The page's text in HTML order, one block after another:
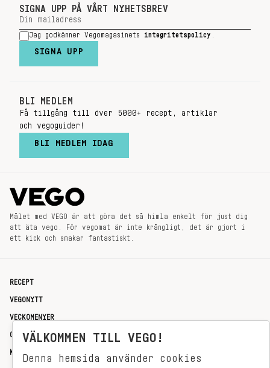
SIGNA UPP PÅ VÅRT NYHETSBREV
Jag godkänner Vegomagasinets integritetspolicy
SIGNA UPP
BLI MEDLEM
Få tillgång till över 5000+ recept, artiklar
och vegoguider!
BLI MEDLEM IDAG
Målet med VEGO är att göra det så himla enkelt för just dig
att äta vego. För vegomat är inte krångligt, det är gjort i
ett kick och smakar fantastiskt.
RECEPT
VEGONYTT
VECKOMENYER
OM OSS
KONTAKT
VÄLKOMMEN TILL VEGO!
Denna hemsida använder cookies